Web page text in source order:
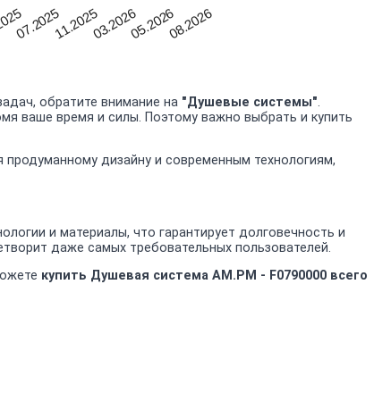
07.202511.202503.202605.202608.2026
обратите внимание на "Душевые системы".
ваше время и силы. Поэтому важно выбрать и купить
дизайну и современным технологиям,
и материалы, что гарантирует долговечность и
даже самых требовательных пользователей.
купить Душевая система AM.PM - F0790000 всего